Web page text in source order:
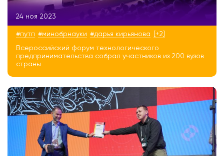
24 ноя 2023
#путп #минобрнауки #дарья кирьянова
[+2]
Всероссийский форум технологического
предпринимательства собрал участников из 200 вузов
страны